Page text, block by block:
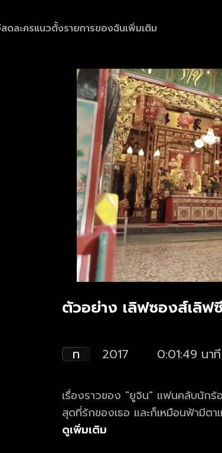
ดละครแนวตั้งรายการของฉันเพิ่มเติม
ตัวอย่าง เลิฟซองส์เลิฟ
ท 2017 0:01:49 นาที
เรื่องราวของ "ยูจิน" แฟนคลับนักร้
สุดที่รักของเธอ และก็เหมือนฟ้ามีตา
ดนตรี และรางวัลสำหรับผู้ชนะก็คือ
ดูเพิ่มเติม